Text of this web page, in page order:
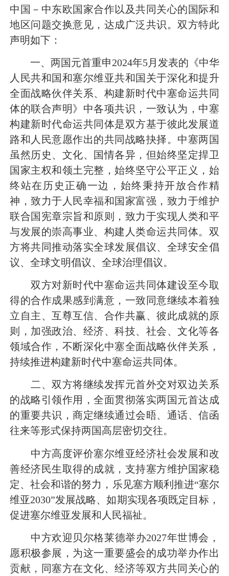
中国－中东欧国家合作以及共同关心的国际和
地区问题交换意见，达成广泛共识。双方特此
声明如下：
一、两国元首重申2024年5月发表的《中华
人民共和国和塞尔维亚共和国关于深化和提升
全面战略伙伴关系、构建新时代中塞命运共同
体的联合声明》中各项共识，一致认为，中塞
构建新时代命运共同体是双方基于彼此发展道
路和人民意愿作出的共同战略抉择。中塞两国
虽然历史、文化、国情各异，但始终坚定捍卫
国家主权和领土完整，始终坚守公平正义，始
终站在历史正确一边，始终秉持开放合作精
神，致力于人民幸福和国家富强，致力于维护
联合国宪章宗旨和原则，致力于实现人类和平
与发展的崇高事业、构建人类命运共同体。双
方将共同推动落实全球发展倡议、全球安全倡
议、全球文明倡议、全球治理倡议。
双方对新时代中塞命运共同体建设至今取
得的合作成果感到满意，一致同意继续本着独
立自主、互尊互信、合作共赢、彼此成就的原
则，加强政治、经济、科技、社会、文化等各
领域合作，不断深化中塞全面战略伙伴关系，
持续推进构建新时代中塞命运共同体。
二、双方将继续发挥元首外交对双边关系
的战略引领作用，全面贯彻落实两国元首达成
的重要共识，商定继续通过会晤、通话、信函
往来等形式保持两国高层密切交往。
中方高度评价塞尔维亚经济社会发展和改
善经济民生取得的成就，支持塞方维护国家稳
定、社会和谐的努力，乐见塞方顺利推进“塞尔
维亚2030”发展战略、如期实现各项既定目标，
促进塞尔维亚发展和人民福祉。
中方欢迎贝尔格莱德举办2027年世博会，
愿积极参展，为这一重要盛会的成功举办作出
贡献， 同塞方在文化、经济等双方共同关心的